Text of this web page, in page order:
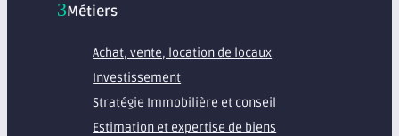
Métiers
Achat, vente, location de locaux
Investissement
Stratégie Immobilière et conseil
Estimation et expertise de biens